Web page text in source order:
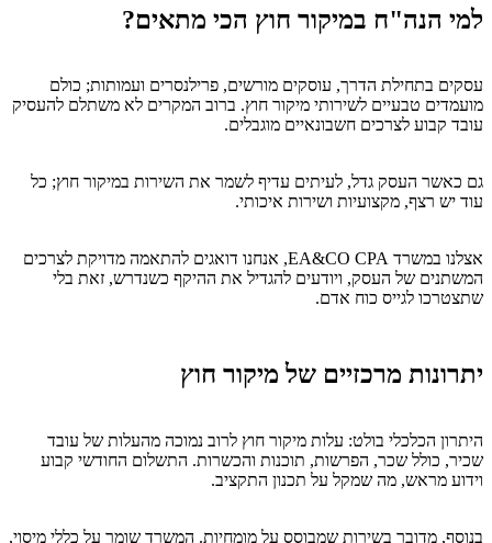
למי הנה"ח במיקור חוץ הכי מתאים?
עסקים בתחילת הדרך, עוסקים מורשים, פרילנסרים ועמותות; כולם
מועמדים טבעיים לשירותי מיקור חוץ. ברוב המקרים לא משתלם להעסיק
עובד קבוע לצרכים חשבונאיים מוגבלים.
גם כאשר העסק גדל, לעיתים עדיף לשמר את השירות במיקור חוץ; כל
עוד יש רצף, מקצועיות ושירות איכותי.
אצלנו במשרד EA&CO CPA, אנחנו דואגים להתאמה מדויקת לצרכים
המשתנים של העסק, ויודעים להגדיל את ההיקף כשנדרש, זאת בלי
שתצטרכו לגייס כוח אדם.
יתרונות מרכזיים של מיקור חוץ
היתרון הכלכלי בולט: עלות מיקור חוץ לרוב נמוכה מהעלות של עובד
שכיר, כולל שכר, הפרשות, תוכנות והכשרות. התשלום החודשי קבוע
וידוע מראש, מה שמקל על תכנון התקציב.
בנוסף, מדובר בשירות שמבוסס על מומחיות. המשרד שומר על כללי מיסוי,